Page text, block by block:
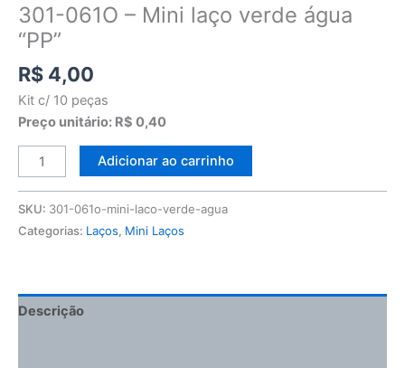
301-061O – Mini laço verde água
“PP”
R$ 4,00
Kit c/ 10 peças
Preço unitário: R$ 0,40
Adicionar ao carrinho
SKU: 301-061o-mini-laco-verde-agua
Categorias: Laços, Mini Laços
Descrição